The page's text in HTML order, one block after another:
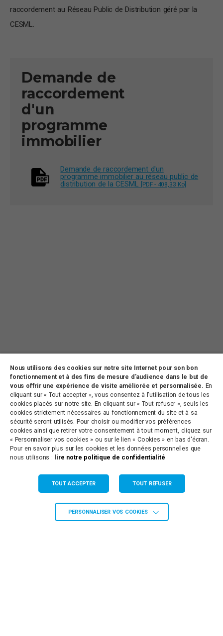
raccordement au Réseau Public de Distribution géré par la
CESML.
Demande de
raccordement
d'un
programme
immobilier
Demande de raccordement d'un
programme immobilier au réseau public de
distribution de la CESML
[PDF - 408,33 Ko]
CONTACT PARTENARIATS
OFFRES D’EMPLOI
PLAN DU SITE
MENTIONS LÉGALES
Antenne de Paulhan
8 Rue de la Clairette
Tél. 04 67 66 67 66
Nous utilisons des cookies sur notre site Internet pour son bon
fonctionnement et à des fins de mesure d'audience dans le but de
vous offrir une expérience de visite améliorée et personnalisée. En
cliquant sur « Tout accepter », vous consentez à l'utilisation de tous les
cookies placés sur notre site. En cliquant sur « Tout refuser », seuls les
cookies strictement nécessaires au fonctionnement du site et à sa
sécurité seront utilisés. Pour choisir ou modifier vos préférences
cookies ainsi que retirer votre consentement à tout moment, cliquez sur
« Personnaliser vos cookies » ou sur le lien « Cookies » en bas d'écran.
Pour en savoir plus sur les cookies et les données personnelles que
nous utilisons : lire notre politique de confidentialité
TOUT ACCEPTER TOUT REFUSER
PERSONNALISER VOS COOKIES